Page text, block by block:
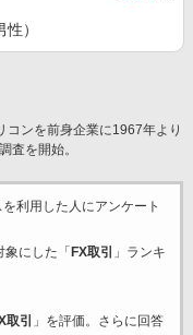
）
コンを前身企業に1967年より
査を開始。
利用した 人にアンケート
象にした「 FX取引
」ランキ
取引
」を評価。さらに回答